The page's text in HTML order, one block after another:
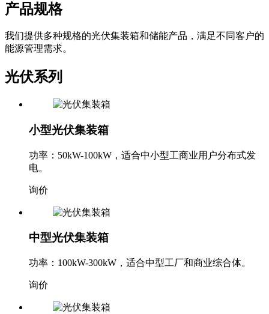
产品规格
我们提供多种规格的光伏集装箱和储能产品，满足不同客户的
能源管理需求。
光伏系列
小型光伏集装箱
功率：50kW-100kW，适合中小型工商业用户分布式发
电。
询价
中型光伏集装箱
功率：100kW-300kW，适合中型工厂和商业综合体。
询价